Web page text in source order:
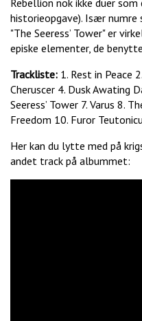
Rebellion nok ikke duer
historieopgave). Især numre
"The Seeress’ Tower" er
episke elementer, de
Trackliste: 1. Rest in Peace
Cheruscer 4. Dusk Awating
Seeress’ Tower 7. Varus 8.
Freedom 10. Furor
Her kan du lytte med på
andet track på albummet: